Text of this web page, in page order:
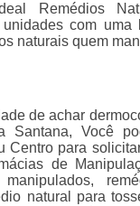
Remédios
unidades com uma
naturais quem
de achar
Santana, Você
Centro para
de
manipulados,
natural para